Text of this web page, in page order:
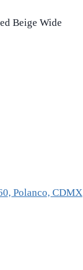
Beige Wide
Polanco, CDMX